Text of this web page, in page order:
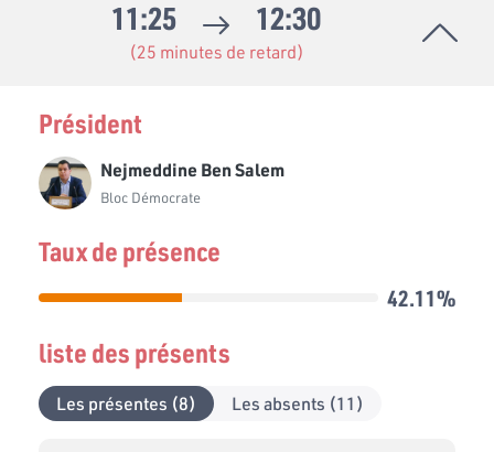
11:25 12:30
(25 minutes de retard)
Président
Nejmeddine Ben Salem
Bloc Démocrate
Taux de présence
42.11%
liste des présents
Les présentes (8) Les absents (11)